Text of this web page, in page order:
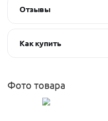
Отзывы
Как купить
Фото товара